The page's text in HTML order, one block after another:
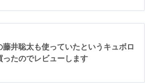
藤井聡太も使っていたというキュボロ
ったのでレビューします